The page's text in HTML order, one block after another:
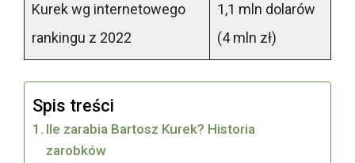
Kurek wg internetowego
rankingu z 2022
1,1 mln dolarów
(4 mln zł)
Spis treści
Ile zarabia Bartosz Kurek? Historia
zarobków